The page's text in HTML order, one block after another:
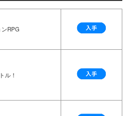
RPG
ル！